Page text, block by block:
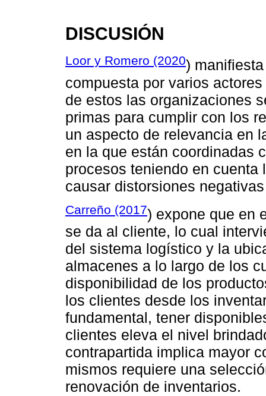
DISCUSIÓN
Loor y Romero (2020)
compuesta por varios
de estos las organizaciones
primas para cumplir con los
un aspecto de relevancia en
en la que están coordinadas
procesos teniendo en
causar distorsiones
Carreño (2017) expone que en
se da al cliente, lo cual
del sistema logístico y la
almacenes a lo largo de los
disponibilidad de los
los clientes desde los
fundamental, tener
clientes eleva el nivel
contrapartida implica mayor
mismos requiere una
renovación de inventarios.